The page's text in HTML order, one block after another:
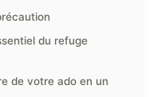
du refuge
de votre ado en un